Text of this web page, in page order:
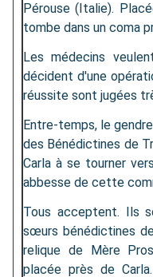
Pérouse (Italie).
tombe dans un coma
Les médecins
décident d'une
réussite sont jugées
Entre-temps, le
des Bénédictines de
Carla à se tourner
abbesse de cette
Tous acceptent. Ils
sœurs bénédictines
relique de Mère
placée près de